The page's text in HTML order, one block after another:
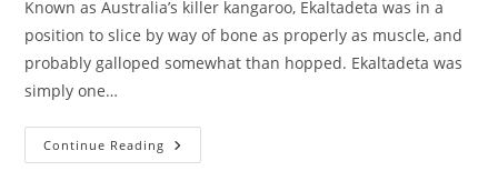
Known as Australia’s killer kangaroo, Ekaltadeta was in a
position to slice by way of bone as properly as muscle, and
probably galloped somewhat than hopped. Ekaltadeta was
simply one…
Continue Reading Fossil
Sawfly